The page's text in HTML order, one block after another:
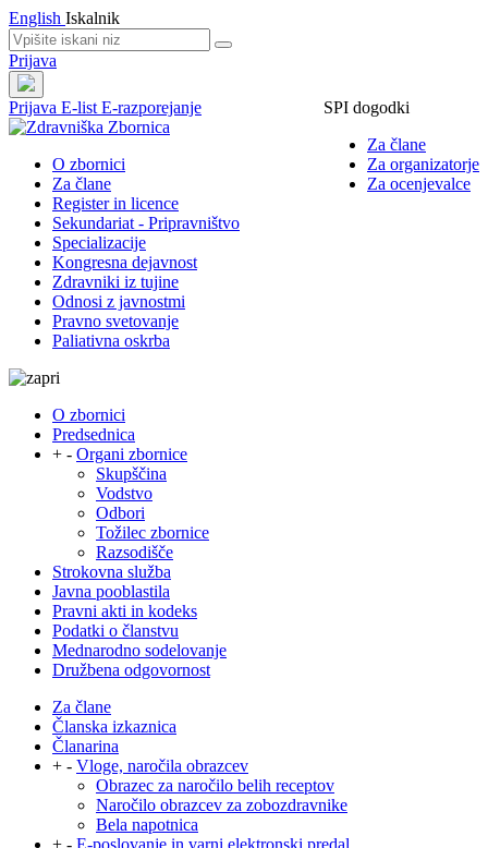
English Iskalnik
Prijava
Prijava
SPI dogodki
Za člane
Za organizatorje
Za ocenjevalce
E-list E-razporejanje
O zbornici
Za člane
Register in licence
Sekundariat - Pripravništvo
Specializacije
Kongresna dejavnost
Zdravniki iz tujine
Odnosi z javnostmi
Pravno svetovanje
Paliativna oskrba
O zbornici
Predsednica
+ - Organi zbornice
Skupščina
Vodstvo
Odbori
Tožilec zbornice
Razsodišče
Strokovna služba
Javna pooblastila
Pravni akti in kodeks
Podatki o članstvu
Mednarodno sodelovanje
Družbena odgovornost
Za člane
Članska izkaznica
Članarina
+ - Vloge, naročila obrazcev
Obrazec za naročilo belih receptov
Naročilo obrazcev za zobozdravnike
Bela napotnica
+ - E-poslovanje in varni elektronski predal